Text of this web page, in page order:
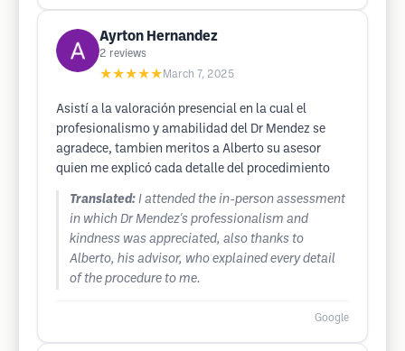
Ayrton Hernandez
2 reviews
★★★★★ March 7, 2025
Asistí a la valoración presencial en la cual el
profesionalismo y amabilidad del Dr Mendez se
agradece, tambien meritos a Alberto su asesor
quien me explicó cada detalle del procedimiento
Translated: I attended the in-person assessment
in which Dr Mendez's professionalism and
kindness was appreciated, also thanks to
Alberto, his advisor, who explained every detail
of the procedure to me.
Google